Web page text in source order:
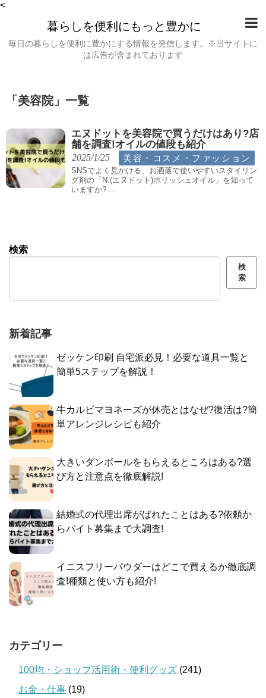
<
暮らしを便利にもっと豊かに
毎日の暮らしを便利に豊かにする情報を発信します。※当サイトに
は広告が含まれております
「 美容院」 一覧
エヌドットを美容院で買うだけはあり?店
舗を調査!オイルの値段も紹介
2025/1/25 美容・コスメ・ファッション
SNSでよく見かける、お洒落で使いやすいスタイリン
グ剤の「N.(エヌドット)ポリッシュオイル」を知って
いますか? ...
検索
検
索
新着記事
ゼッケン印刷 自宅派必見！必要な道具一覧と
簡単5ステップを解説！
牛カルビマヨネーズが休売とはなぜ?復活は?簡
単アレンジレシピも紹介
大きいダンボールをもらえるところはある?選
び方と注意点を徹底解説!
結婚式の代理出席がばれたことはある?依頼か
らバイト募集まで大調査!
イニスフリーパウダーはどこで買えるか徹底調
査!種類と使い方も紹介!
カテゴリー
100均・ショップ活用術・便利グッズ (241)
お金・仕事 (19)